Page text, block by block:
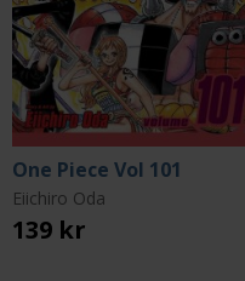
One Piece Vol 101
Eiichiro Oda
139 kr